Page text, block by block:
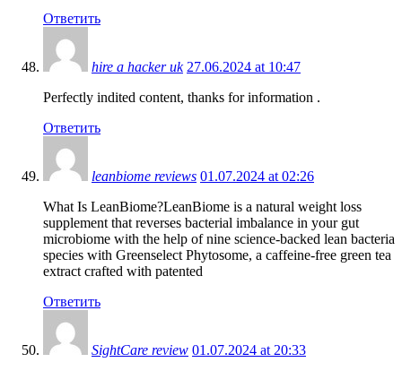
Ответить
hire a hacker uk 27.06.2024 at 10:47
Perfectly indited content, thanks for information .
Ответить
leanbiome reviews 01.07.2024 at 02:26
What Is LeanBiome?LeanBiome is a natural weight loss
supplement that reverses bacterial imbalance in your gut
microbiome with the help of nine science-backed lean bacteria
species with Greenselect Phytosome, a caffeine-free green tea
extract crafted with patented
Ответить
SightCare review 01.07.2024 at 20:33